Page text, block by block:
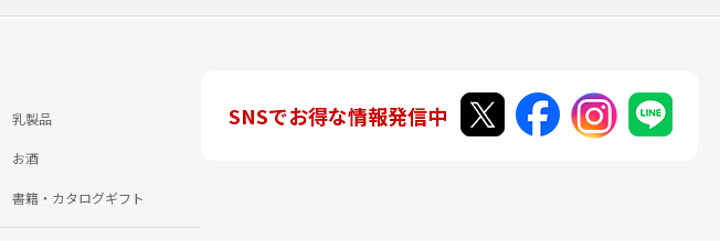
乳製品
お酒
書籍・カタログギフト
SNSでお得な情報発信中